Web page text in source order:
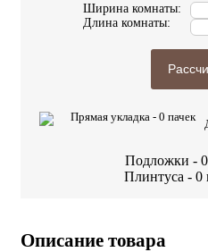
Ширина комнаты:
Длина комнаты:
Прямая укладка - 0 пачек
Подложки - 0
Плинтуса - 0
Описание товара